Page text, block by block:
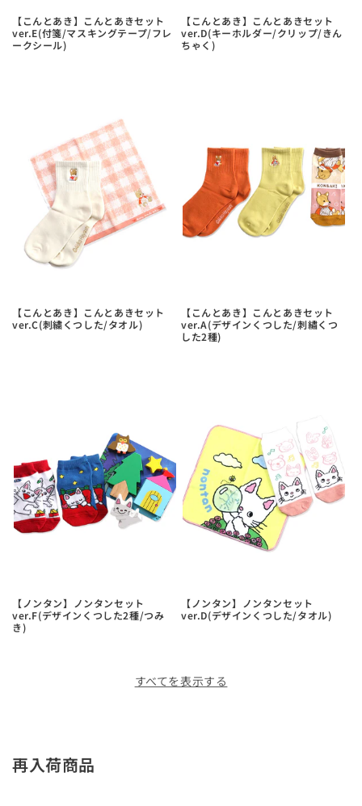
【こんとあき】こんとあきセット
ver.E(付箋/マスキングテープ/フレ
ークシール)
【こんとあき】こんとあきセット
ver.D(キーホルダー/クリップ/きん
ちゃく)
【こんとあき】こんとあきセット
ver.C(刺繍くつした/タオル)
【こんとあき】こんとあきセット
ver.A(デザインくつした/刺繡くつ
した2種)
【ノンタン】ノンタンセット
ver.F(デザインくつした2種/つみ
き)
【ノンタン】ノンタンセット
ver.D(デザインくつした/タオル)
すべてを表示する
再入荷商品